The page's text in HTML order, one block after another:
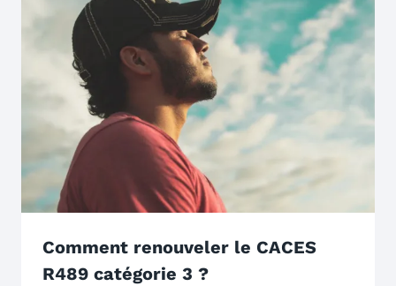
Comment renouveler le CACES
R489 catégorie 3 ?